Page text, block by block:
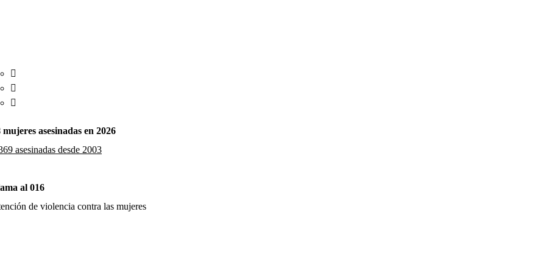
mujeres asesinadas en 2026
asesinadas desde 2003
al 016
de violencia contra las mujeres